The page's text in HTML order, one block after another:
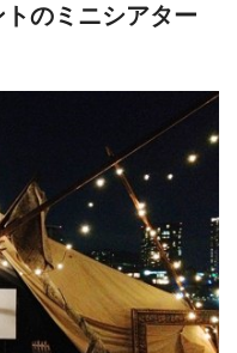
のミニシアター